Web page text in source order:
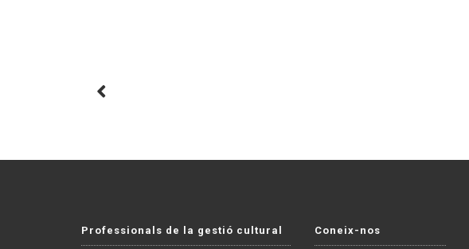
Professionals de la gestió cultural Coneix-nos